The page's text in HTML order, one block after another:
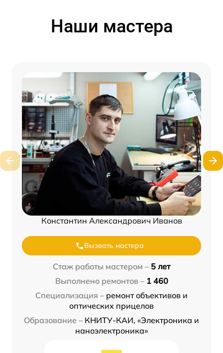
Наши мастера
Константин Александрович Иванов
Вызвать мастера
Стаж работы мастером – 5 лет
Выполнено ремонтов – 1 460
Специализация – ремонт объективов и
оптических прицелов
Образование – КНИТУ-КАИ, «Электроника и
наноэлектроника»